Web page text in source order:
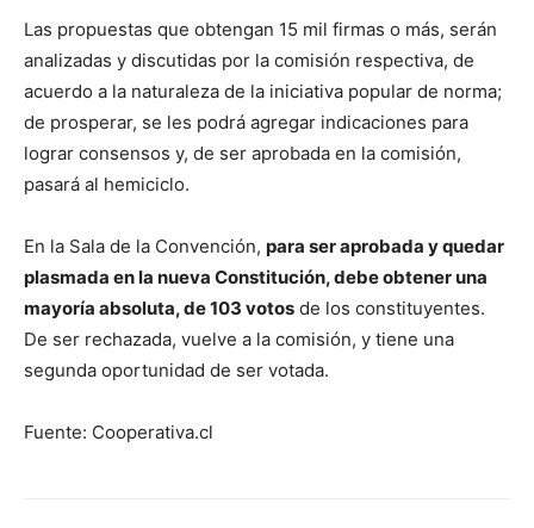
Las propuestas que obtengan 15 mil firmas o más, serán
analizadas y discutidas por la comisión respectiva, de
acuerdo a la naturaleza de la iniciativa popular de norma;
de prosperar, se les podrá agregar indicaciones para
lograr consensos y, de ser aprobada en la comisión,
pasará al hemiciclo.
En la Sala de la Convención, para ser aprobada y quedar
plasmada en la nueva Constitución, debe obtener una
mayoría absoluta, de 103 votos de los constituyentes.
De ser rechazada, vuelve a la comisión, y tiene una
segunda oportunidad de ser votada.
Fuente: Cooperativa.cl